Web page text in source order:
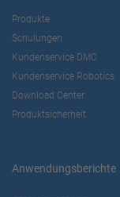
Produkte
Schulungen
Kundenservice DMC
Kundenservice Robotics
Download Center
Produktsicherheit
Anwendungsberichte